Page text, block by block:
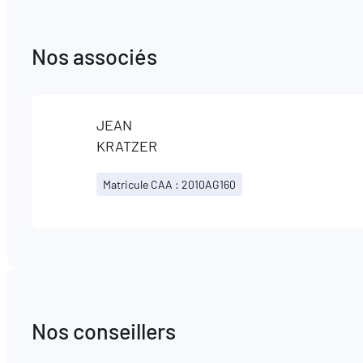
Nos associés
JEAN
KRATZER
Matricule CAA : 2010AG160
Nos conseillers